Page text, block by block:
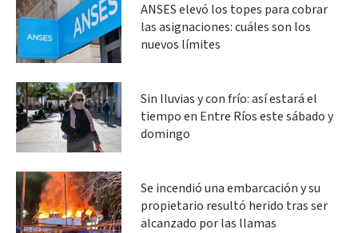
ANSES elevó los topes para cobrar
las asignaciones: cuáles son los
nuevos límites
Sin lluvias y con frío: así estará el
tiempo en Entre Ríos este sábado y
domingo
Se incendió una embarcación y su
propietario resultó herido tras ser
alcanzado por las llamas